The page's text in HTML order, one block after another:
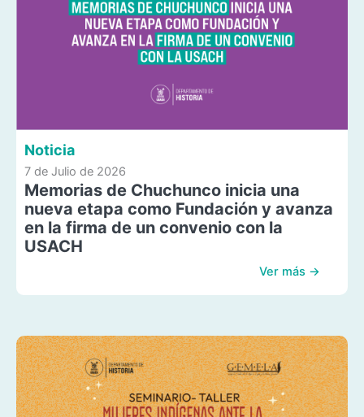
Noticia
7 de Julio de 2026
Memorias de Chuchunco inicia una
nueva etapa como Fundación y avanza
en la firma de un convenio con la
USACH
Ver más →